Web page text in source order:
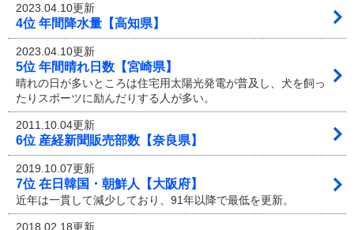
2023.04.10更新
4位 年間降水量【高知県】
2023.04.10更新
5位 年間晴れ日数【宮崎県】
晴れの日が多いところは住宅用太陽光発電が普及し、犬を飼っ
たりスポーツに励んだりする人が多い。
2011.10.04更新
6位 産経新聞販売部数【奈良県】
2019.10.07更新
7位 在日韓国・朝鮮人【大阪府】
近年は一貫して減少しており、91年以降で最低を更新。
2018.02.18更新